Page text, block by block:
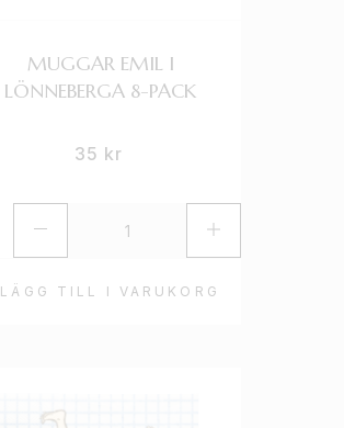
LÄGG TILL I VARUKORG
MUGGAR EMIL I
LÖNNEBERGA 8-PACK
35 kr